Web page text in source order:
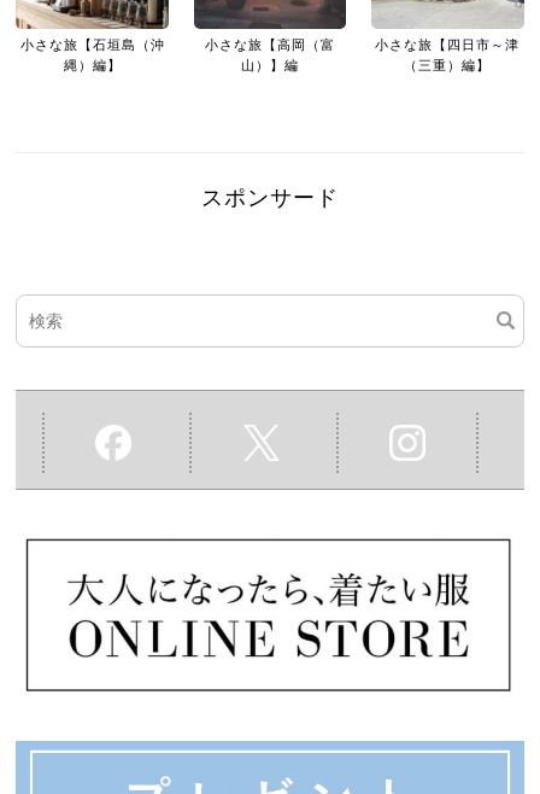
小さな旅【石垣島（沖
縄）編】
小さな旅【高岡（富
山）】編
小さな旅【四日市～津
（三重）編】
スポンサード